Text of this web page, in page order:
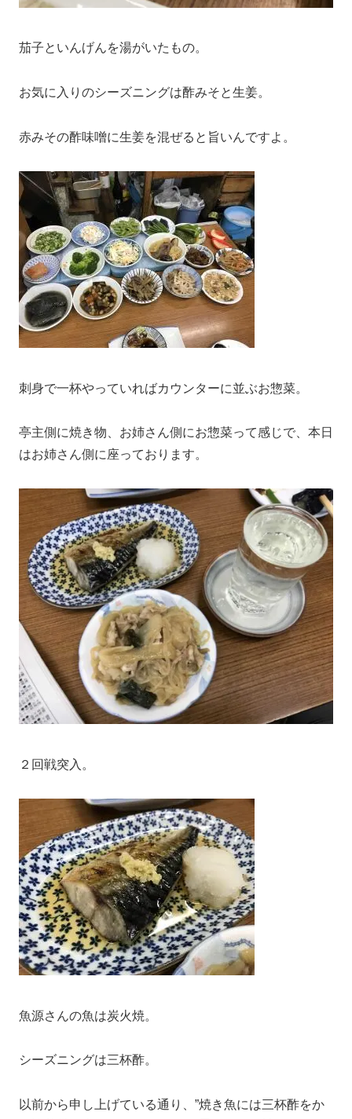
茄子といんげんを湯がいたもの。
お気に入りのシーズニングは酢みそと生姜。
赤みその酢味噌に生姜を混ぜると旨いんですよ。
刺身で一杯やっていればカウンターに並ぶお惣菜。
亭主側に焼き物、お姉さん側にお惣菜って感じで、本日
はお姉さん側に座っております。
２回戦突入。
魚源さんの魚は炭火焼。
シーズニングは三杯酢。
以前から申し上げている通り、”焼き魚には三杯酢をか